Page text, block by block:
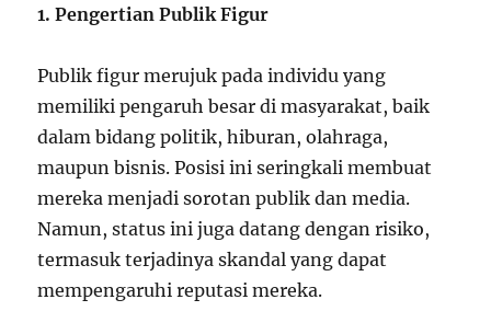
1. Pengertian Publik Figur
Publik figur merujuk pada individu yang
memiliki pengaruh besar di masyarakat, baik
dalam bidang politik, hiburan, olahraga,
maupun bisnis. Posisi ini seringkali membuat
mereka menjadi sorotan publik dan media.
Namun, status ini juga datang dengan risiko,
termasuk terjadinya skandal yang dapat
mempengaruhi reputasi mereka.